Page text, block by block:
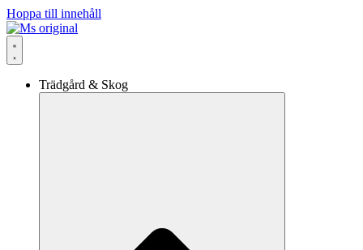
Hoppa till innehåll
Trädgård & Skog